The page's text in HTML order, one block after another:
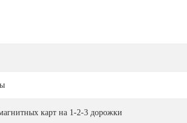
карт на 1-2-3 дорожки